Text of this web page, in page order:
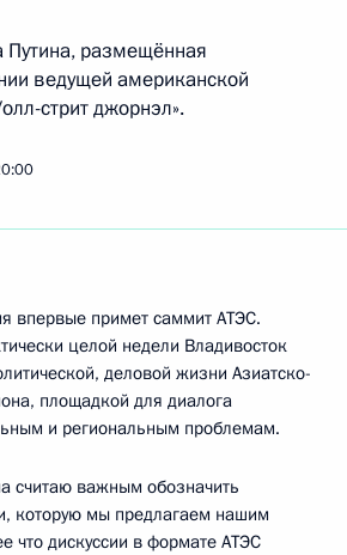
Путина, размещённая
ведущей американской
стрит джорнэл».
впервые примет саммит АТЭС.
целой недели Владивосток
деловой жизни Азиатско-
площадкой для диалога
и региональным проблемам.
считаю важным обозначить
которую мы предлагаем нашим
что дискуссии в формате АТЭС